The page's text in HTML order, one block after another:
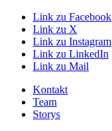
Link zu Facebook
Link zu X
Link zu Instagram
Link zu LinkedIn
Link zu Mail
Kontakt
Team
Storys